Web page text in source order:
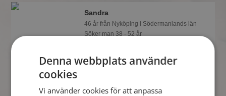
Sandra
46 år från Nyköping i Södermanlands län
Söker man 38 - 52 år
också gör, bli medlem nu för att ta reda
på det och mängder av andra
Denna webbplats använder
cookies
Vi använder cookies för att anpassa